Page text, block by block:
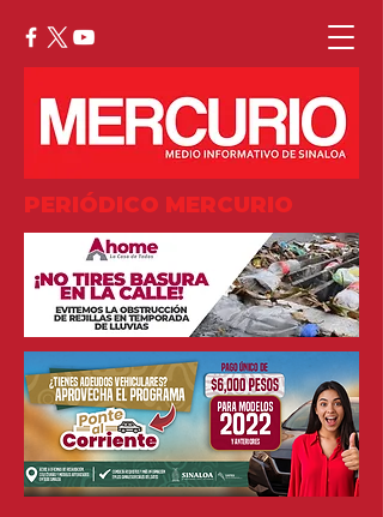
PERIÓDICO MERCURIO